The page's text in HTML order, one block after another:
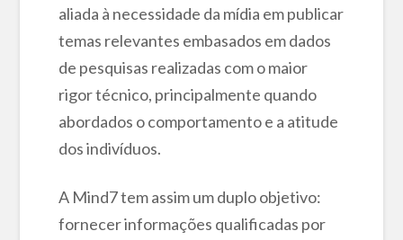
aliada à necessidade da mídia em publicar
temas relevantes embasados em dados
de pesquisas realizadas com o maior
rigor técnico, principalmente quando
abordados o comportamento e a atitude
dos indivíduos.
A Mind7 tem assim um duplo objetivo:
fornecer informações qualificadas por